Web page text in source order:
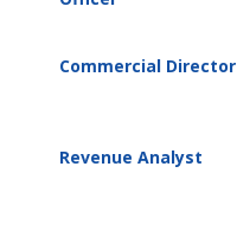
Commercial Director
Revenue Analyst